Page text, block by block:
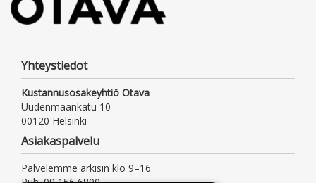
Yhteystiedot
Kustannusosakeyhtiö Otava
Uudenmaankatu 10
00120 Helsinki
Asiakaspalvelu
Palvelemme arkisin klo 9–16